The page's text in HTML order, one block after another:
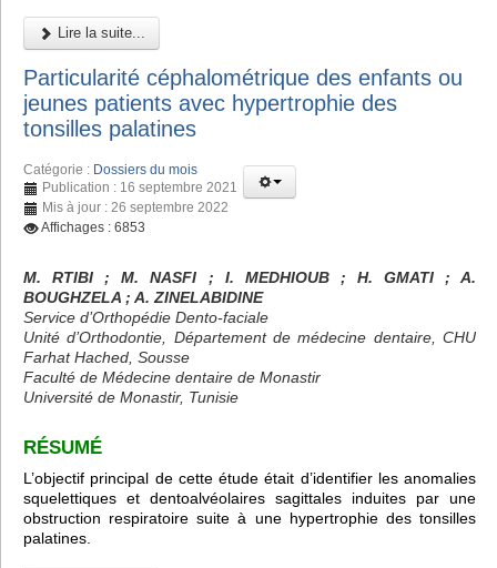
Lire la suite...
Particularité céphalométrique des enfants ou
jeunes patients avec hypertrophie des
tonsilles palatines
Catégorie : Dossiers du mois
Publication : 16 septembre 2021
Mis à jour : 26 septembre 2022
Affichages : 6853
M. RTIBI ; M. NASFI ; I. MEDHIOUB ; H. GMATI
; A.
BOUGHZELA ; A. ZINELABIDINE
Service d’Orthopédie Dento-faciale
Unité d’Orthodontie, Département de médecine dentaire, CHU
Farhat Hached, Sousse
Faculté de Médecine dentaire de Monastir
Université de Monastir, Tunisie
RÉSUMÉ
L’objectif principal de cette étude était d’identifier les anomalies
squelettiques et dentoalvéolaires sagittales induites par une
obstruction respiratoire suite à une hypertrophie des tonsilles
palatines.